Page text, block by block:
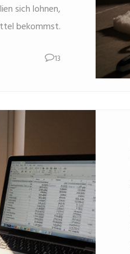
sich lohnen,
bekommst.
13